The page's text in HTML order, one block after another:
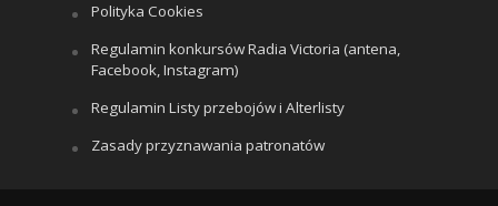
Polityka Cookies
Regulamin konkursów Radia Victoria (antena,
Facebook, Instagram)
Regulamin Listy przebojów i Alterlisty
Zasady przyznawania patronatów